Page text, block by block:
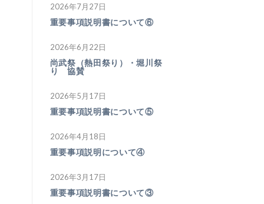
2026年7月27日
重要事項説明書について⑥
2026年6月22日
尚武祭（熱田祭り）・堀川祭
り 協賛
2026年5月17日
重要事項説明書について⑤
2026年4月18日
重要事項説明について④
2026年3月17日
重要事項説明書について③